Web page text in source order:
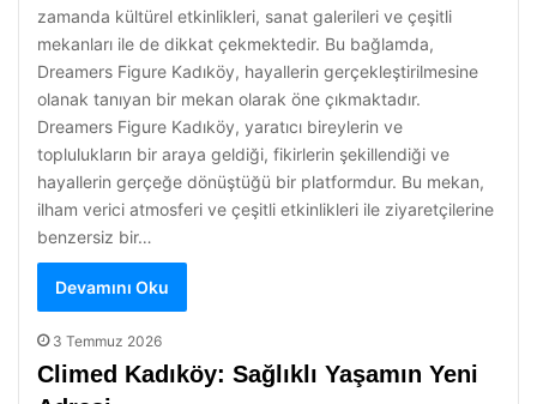
zamanda kültürel etkinlikleri, sanat galerileri ve çeşitli
mekanları ile de dikkat çekmektedir. Bu bağlamda,
Dreamers Figure Kadıköy, hayallerin gerçekleştirilmesine
olanak tanıyan bir mekan olarak öne çıkmaktadır.
Dreamers Figure Kadıköy, yaratıcı bireylerin ve
toplulukların bir araya geldiği, fikirlerin şekillendiği ve
hayallerin gerçeğe dönüştüğü bir platformdur. Bu mekan,
ilham verici atmosferi ve çeşitli etkinlikleri ile ziyaretçilerine
benzersiz bir…
Devamını Oku
3 Temmuz 2026
Climed Kadıköy: Sağlıklı Yaşamın Yeni